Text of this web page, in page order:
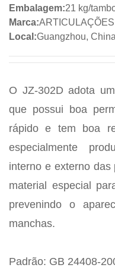
Embalagem:21 kg/
Marca:ARTICULAÇÕES
Local:Guangzhou, China
O JZ-302D adota
que possui boa
rápido e tem boa
especialmente
interno e externo das
material especial
prevenindo o
manchas.
Padrão: GB 24408-